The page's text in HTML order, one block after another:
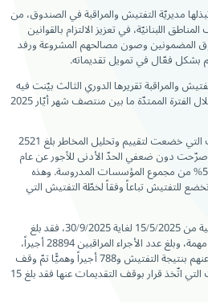
مديريّة التفتيش والمراقبة في الصندوق، من
اللبنانيّة، في تعزيز الالتزام بالقوانين
المضمونين وصون مصالحهم المشروعة ورفد
بشكل فعّال في تمويل تقديماته.
والمراقبة تقريرها الدوري الثالث بيّنت فيه
النتائج المحقّقة من قبل المفتّشين خلال الفترة الممتدّة ما بين منتصف شهر أيّار 2025
وفي التفاصيل، فإنّ عدد المؤسسات التي خضعت لتقييم وتحليل المخاطر بلغ 2521
دون ضعفي الحدّ الأدنى للأجور عن عام
2024، 1469 مؤسسة أي ما نسبته 58% من مجموع المؤسسات المدروسة. وهذه
سوف تخضع للتفتيش تباعاً وفقاً لخطّة التفتيش التي
وعلى صعيد النتائج التفتيشيّة التراكمية من 15/5/2025 لغاية 30/9/2025، فقد بلغ
إجمالي أوامر المهمة المنجزة 375 أمر مهمة، وبلغ عدد الأجراء المراقبين 28894 أجيراً،
بينهم 886 أجيراً مكتوماً تمّ التصريح عنهم بنتيجة التفتيش و788 أجيراً وهميًّا تمّ وقف
التقديمات عنهم. أمّا عدد المؤسسات التي اتّخذ قرار بوقف التقديمات عنها فقد بلغ 15